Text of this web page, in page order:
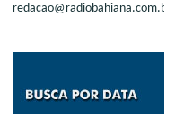
redacao@radiobahiana.com.br